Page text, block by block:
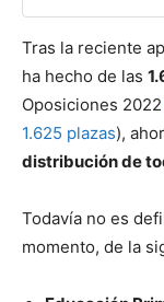
Tras la reciente
ha hecho de las
Oposiciones
1.625 plazas),
distribución de
Todavía no es
momento, de la